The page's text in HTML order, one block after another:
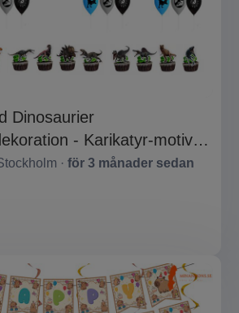
Dinosaurier
- Karikatyr-motiv
· för 3 månader sedan